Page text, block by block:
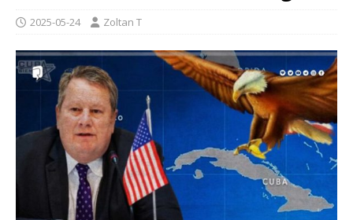
2025-05-24 Zoltan T